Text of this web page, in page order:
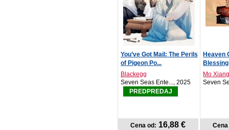
You’ve Got Mail: The Perils
of Pigeon Po...
Blackegg
Seven Seas Ente..., 2025
PREDPREDAJ
Cena od: 16,88 €
Heaven
Mo
Seven